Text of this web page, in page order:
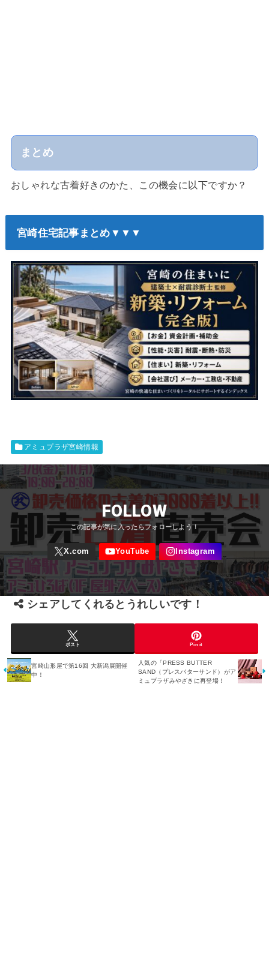
まとめ
おしゃれな古着好きのかた、この機会に以下ですか？
宮崎住宅記事まとめ▼▼▼
アミュプラザ宮崎情報
FOLLOW
シェアしてくれるとうれしいです！
ポスト Pin it
宮崎山形屋で第16回 大新潟展開催
中！
人気の「PRESS BUTTER
SAND（プレスバターサンド）がア
ミュプラザみやざきに再登場！